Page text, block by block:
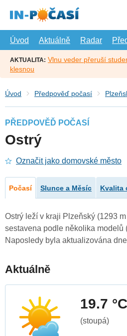
hlavní
Úvod
Aktuálně Radar
AKTUALITA: Vlnu veder přeruší
klesnou
Úvod Předpověď počasí
PŘEDPOVĚĎ POČASÍ
Ostrý
Označit jako domovské město
Počasí Slunce a Měsíc Kvalita
Ostrý leží v kraji Plzeňský (1293
sestavena podle několika modelů
Naposledy byla aktualizována
Aktuálně
19.7 °C
(stoupá)